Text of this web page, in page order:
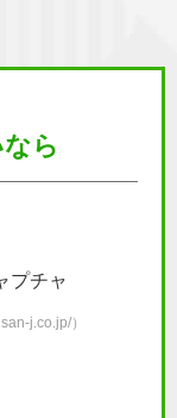
ら
j.co.jp/）